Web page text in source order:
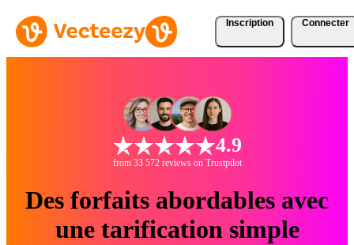
Inscription Connecter
4.9
from 33 572 reviews on Trustpilot
Des forfaits abordables avec
une tarification simple